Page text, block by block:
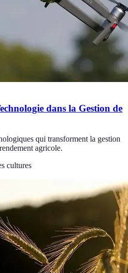
dans la Gestion de
qui transforment la gestion
agricole.
cultures